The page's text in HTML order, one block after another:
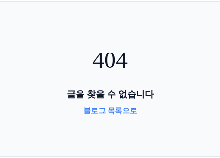
404
글을 찾을 수 없습니다
블로그 목록으로